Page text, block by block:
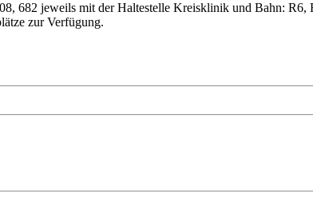
682 jeweils mit der Haltestelle Kreisklinik und Bahn:
zur Verfügung.